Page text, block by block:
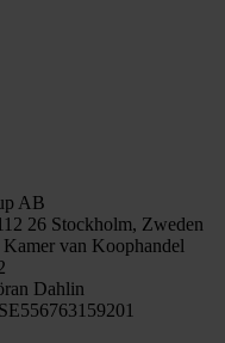
AB
26 Stockholm, Zweden
van Koophandel
Dahlin